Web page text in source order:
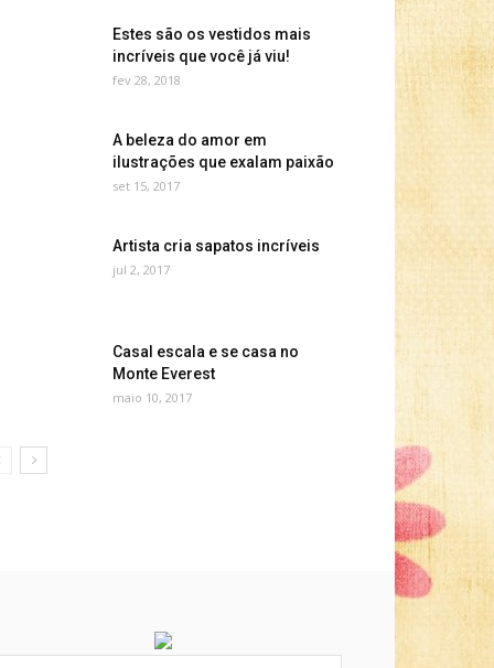
Estes são os vestidos mais
incríveis que você já viu!
fev 28, 2018
A beleza do amor em
ilustrações que exalam paixão
set 15, 2017
Artista cria sapatos incríveis
jul 2, 2017
Casal escala e se casa no
Monte Everest
maio 10, 2017